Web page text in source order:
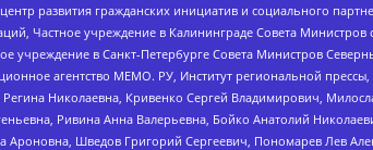
развития гражданских инициатив и социального
учреждение в Калининграде Совета Министров
учреждение в Санкт-Петербурге Совета Министров
агентство МЕМО. РУ, Институт региональной
Регина Николаевна, Кривенко Сергей Владимирович,
Ривина Анна Валерьевна, Бойко Анатолий
Шведов Григорий Сергеевич, Пономарев Лев